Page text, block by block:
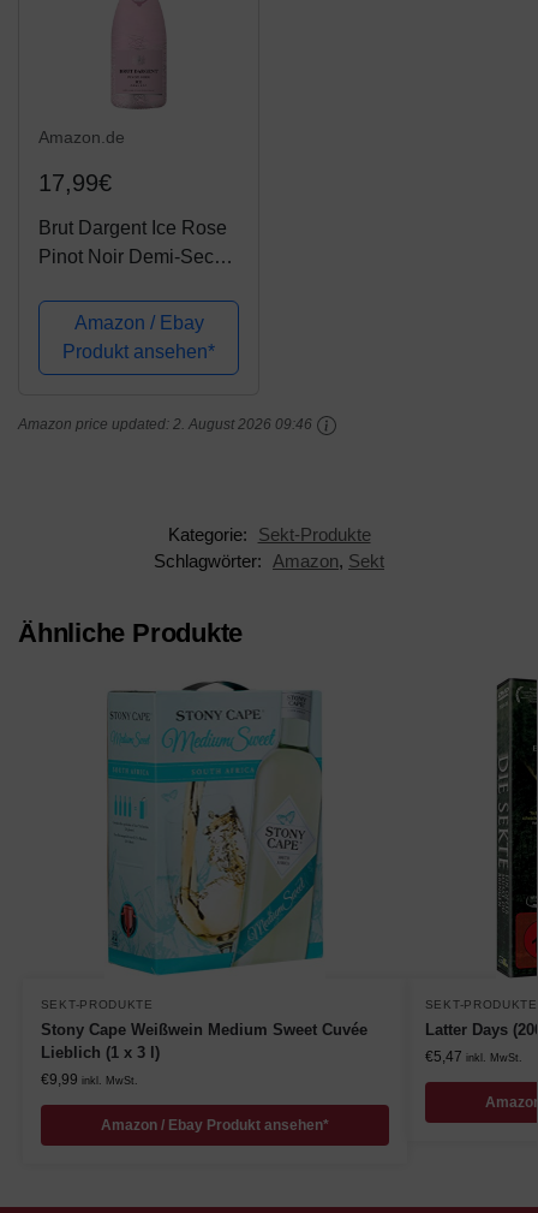
Amazon.de
17,99€
Brut Dargent Ice Rose
Pinot Noir Demi-Sec
Amazon / Ebay
Produkt ansehen*
Amazon price updated: 2. August 2026 09:46
Kategorie:
Sekt-Produkte
Schlagwörter:
Amazon, Sekt
Ähnliche Produkte
SEKT-PRODUKTE
Stony Cape Weißwein Medium Sweet Cuvée
Lieblich (1 x 3 l)
€9,99 inkl. MwSt.
Amazon / Ebay Produkt ansehen*
SEKT-PRODUKTE
Latter Days
€5,47 inkl. MwSt.